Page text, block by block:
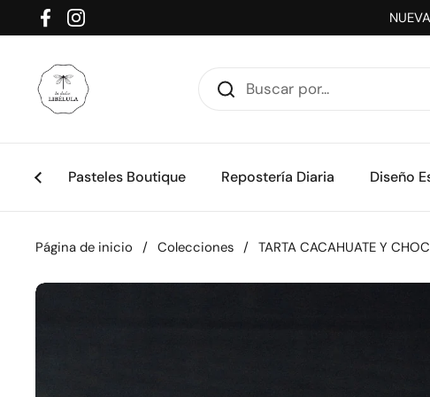
Ir al contenido
FacebookInstagram
Pasteles Boutique Repostería Diaria Diseño
Página de inicio / Colecciones / TARTA CACAHUATE Y